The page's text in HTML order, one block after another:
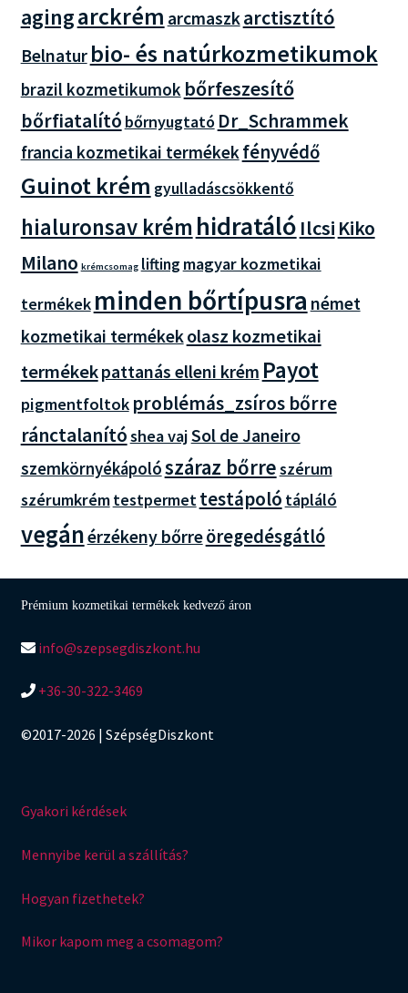
agingarckrém arcmaszkarctisztító
Belnatur bio- és natúrkozmetikumok
brazil kozmetikumok bőrfeszesítő
bőrfiatalító bőrnyugtató Dr_Schrammek
francia kozmetikai termékekfényvédő
Guinot krém gyulladáscsökkentő
hialuronsav krémhidratáló Ilcsi Kiko
Milano krémcsomag lifting magyar kozmetikai
termékek minden bőrtípusra német
kozmetikai termékekolasz kozmetikai
termékekpattanás elleni krém Payot
pigmentfoltok problémás_zsíros bőrre
ránctalanítóshea vajSol de Janeiro
szemkörnyékápolószáraz bőrreszérum
szérumkrémtestpermettestápoló tápláló
vegánérzékeny bőrreöregedésgátló
Prémium kozmetikai termékek kedvező áron
info@szepsegdiszkont.hu
+36-30-322-3469
©2017-2026 | SzépségDiszkont
Gyakori kérdések
Mennyibe kerül a szállítás?
Hogyan fizethetek?
Mikor kapom meg a csomagom?